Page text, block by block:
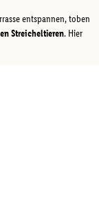
entspannen, toben
Streicheltieren. Hier